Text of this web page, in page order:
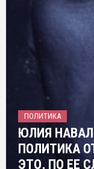
ПОЛИТИКА
ЮЛИЯ
ПОЛИТИКА
ЭТО, ПО ЕЕ